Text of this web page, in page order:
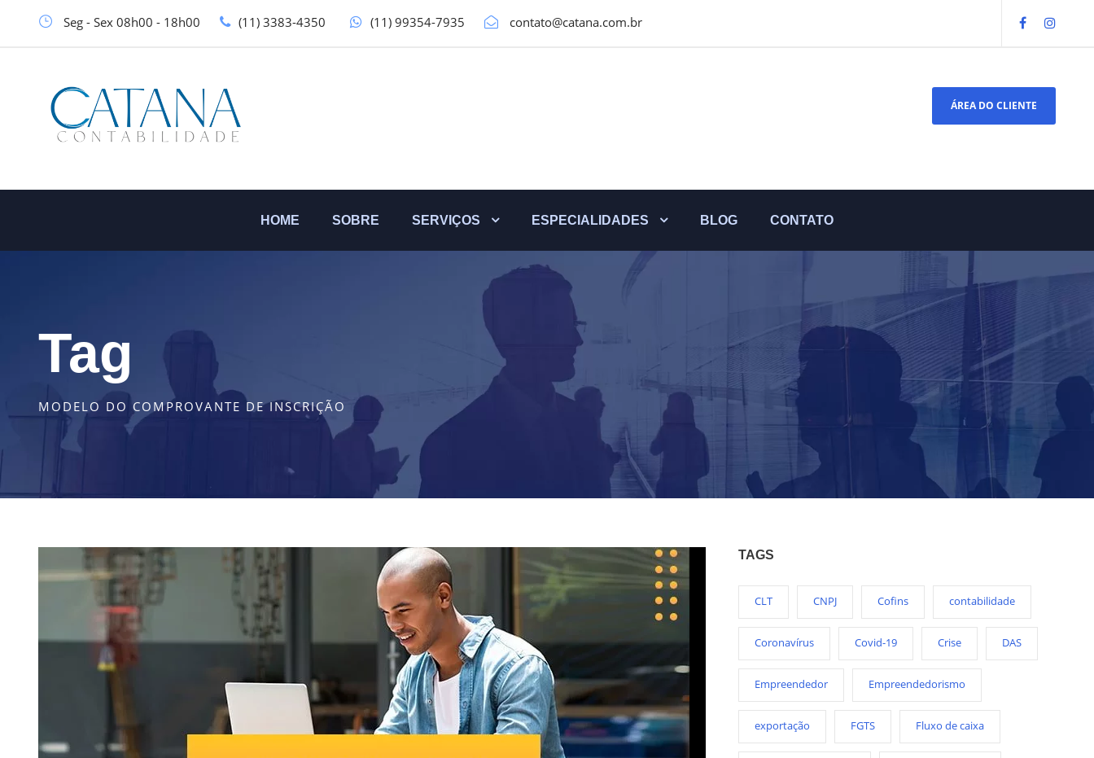
Seg - Sex 08h00 - 18h00 (11) 3383-4350 (11) 99354-7935 contato@catana.com.br
ÁREA DO CLIENTE
HOME SOBRE SERVIÇOS ESPECIALIDADES BLOG CONTATO
Tag
MODELO DO COMPROVANTE DE INSCRIÇÃO
TAGS
CLT CNPJ Cofins contabilidade
Coronavírus Covid-19 Crise DAS
Empreendedor Empreendedorismo
exportação FGTS Fluxo de caixa